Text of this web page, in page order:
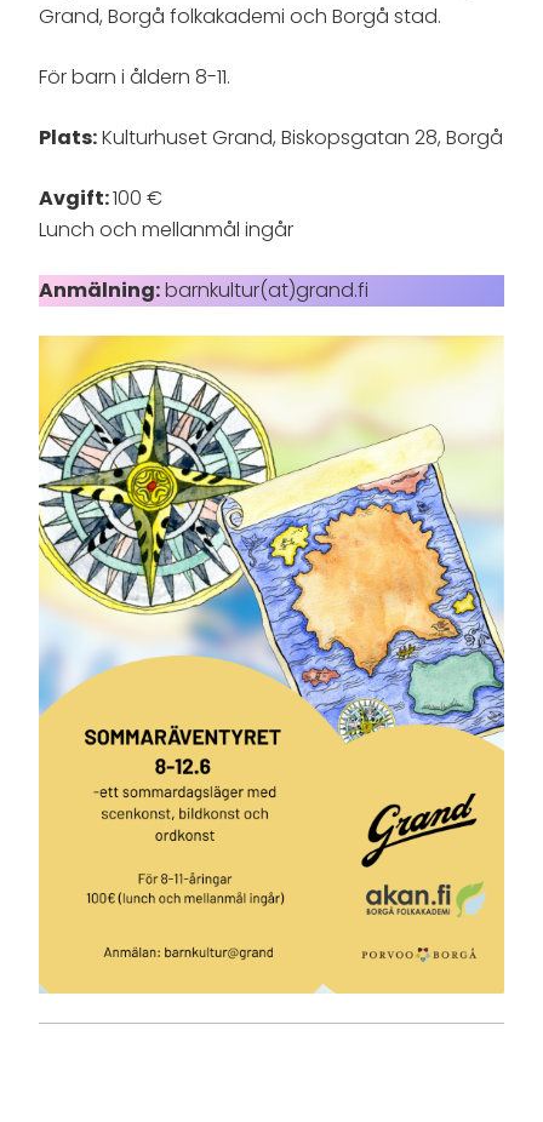
Grand, Borgå folkakademi och Borgå stad.
För barn i åldern 8-11.
Plats:Kulturhuset Grand, Biskopsgatan 28, Borgå
Avgift:100 €
Lunch och mellanmål ingår
Anmälning:barnkultur(at)grand.fi